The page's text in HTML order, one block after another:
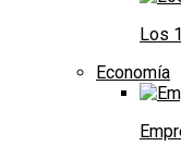
Los
Economía